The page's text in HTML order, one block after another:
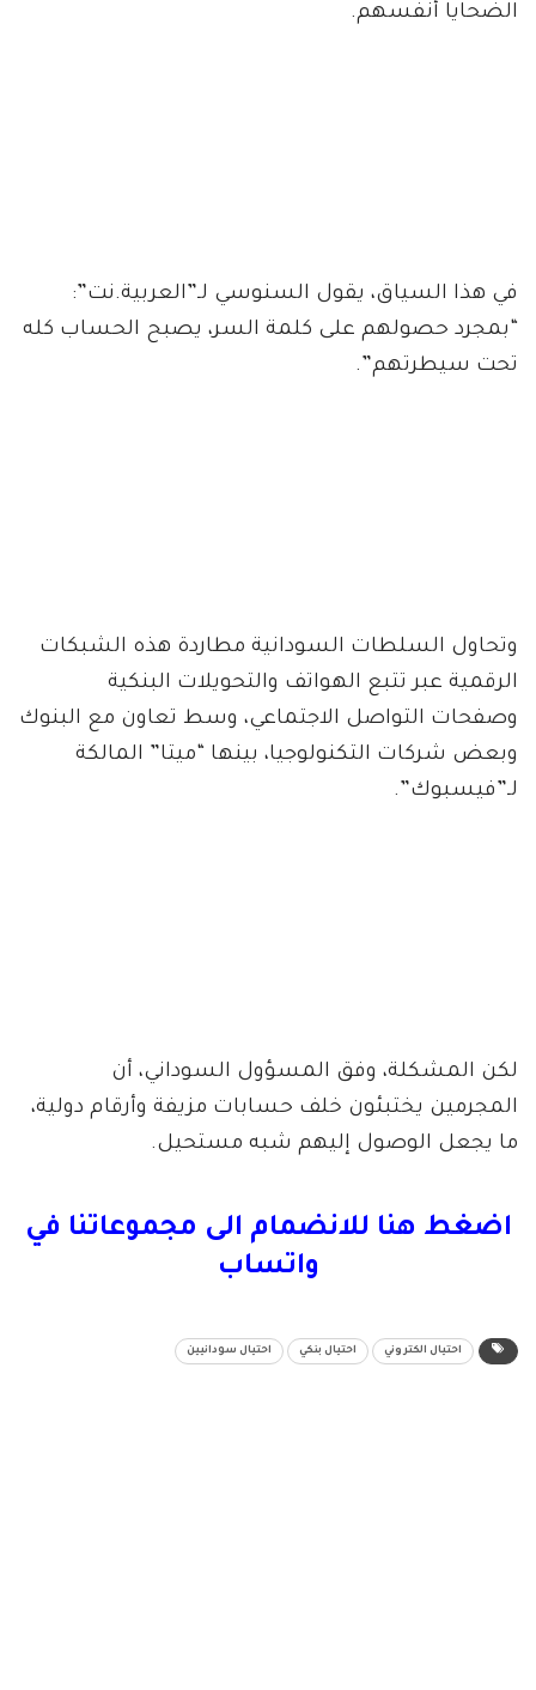
الضحايا أنفسهم.
في هذا السياق، يقول السنوسي لـ”العربية.نت”:
“بمجرد حصولهم على كلمة السر، يصبح الحساب كله
تحت سيطرتهم”.
وتحاول السلطات السودانية مطاردة هذه الشبكات
الرقمية عبر تتبع الهواتف والتحويلات البنكية
وصفحات التواصل الاجتماعي، وسط تعاون مع البنوك
وبعض شركات التكنولوجيا، بينها “ميتا” المالكة
لـ”فيسبوك”.
لكن المشكلة، وفق المسؤول السوداني، أن
المجرمين يختبئون خلف حسابات مزيفة وأرقام دولية،
ما يجعل الوصول إليهم شبه مستحيل.
اضغط هنا للانضمام الى مجموعاتنا في
واتساب
احتيال الكتروني احتيال بنكي احتيال سودانيين